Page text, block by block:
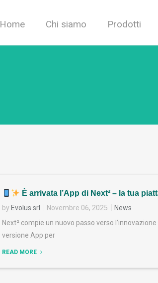
Home Chi siamo Prodotti
È arrivata l’App di Next² – la tua
by Evolus srl Novembre 06, 2025
News
Next² compie un nuovo passo verso
versione App per
READ MORE